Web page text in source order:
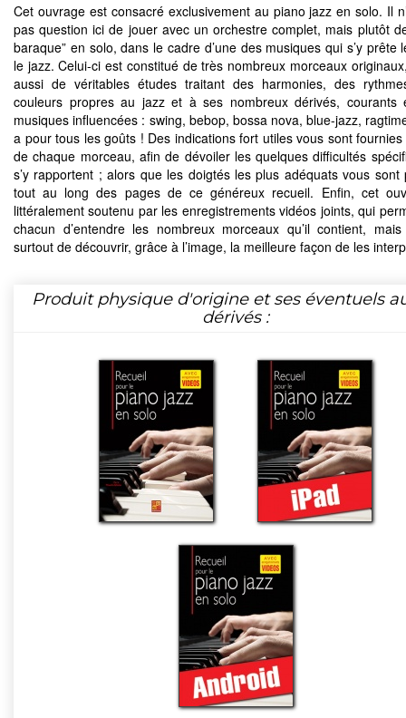
Cet ouvrage est consacré exclusivement au piano jazz en solo. Il
pas question ici de jouer avec un orchestre complet, mais plutôt
baraque” en solo, dans le cadre d’une des musiques qui s’y prête
le jazz. Celui-ci est constitué de très nombreux morceaux
aussi de véritables études traitant des harmonies, des
couleurs propres au jazz et à ses nombreux dérivés, courants
musiques influencées : swing, bebop, bossa nova, blue-jazz,
a pour tous les goûts ! Des indications fort utiles vous sont
de chaque morceau, afin de dévoiler les quelques difficultés
s’y rapportent ; alors que les doigtés les plus adéquats vous sont
tout au long des pages de ce généreux recueil. Enfin, cet
littéralement soutenu par les enregistrements vidéos joints, qui
chacun d’entendre les nombreux morceaux qu’il contient,
surtout de découvrir, grâce à l’image, la meilleure façon de les
Produit physique d'origine et ses éventuels
dérivés :